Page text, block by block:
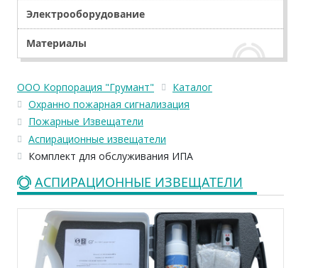
Электрооборудование
Материалы
ООО Корпорация "Грумант"
Каталог
Охранно пожарная сигнализация
Пожарные Извещатели
Аспирационные извещатели
Комплект для обслуживания ИПА
АСПИРАЦИОННЫЕ ИЗВЕЩАТЕЛИ